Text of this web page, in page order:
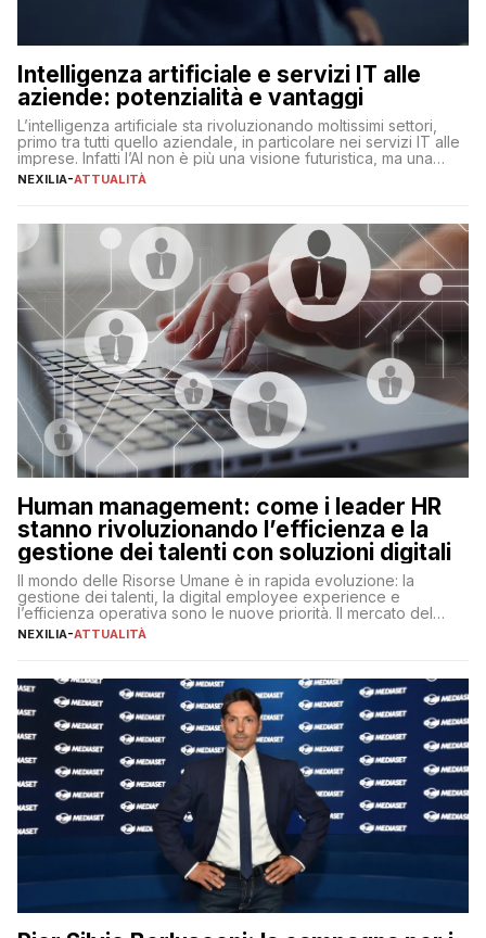
Intelligenza artificiale e servizi IT alle
aziende: potenzialità e vantaggi
L’intelligenza artificiale sta rivoluzionando moltissimi settori,
primo tra tutti quello aziendale, in particolare nei servizi IT alle
imprese. Infatti l’AI non è più una visione futuristica, ma una
realtà operativa che sta portando a un cambio significativo in
operazioni, bensì comporta […]
NEXILIA-ATTUALITÀ
Human management: come i leader HR
stanno rivoluzionando l’efficienza e la
gestione dei talenti con soluzioni digitali
Il mondo delle Risorse Umane è in rapida evoluzione: la
gestione dei talenti, la digital employee experience e
l’efficienza operativa sono le nuove priorità. Il mercato del
lavoro, d’altra parte, è sempre più competitivo con una lotta
NEXILIA-ATTUALITÀ